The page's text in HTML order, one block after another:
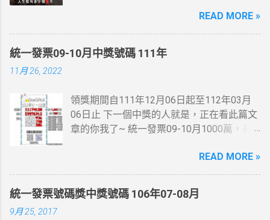
祥(柴九)領銜主演，監製李添勝。 此劇為
2009無綫節目巡禮劇集及2009無綫節目精選
第一季劇集之一。
READ MORE »
統一發票09-10月中獎號碼 111年
11月 26, 2022
領獎期間自111年12月06日起至112年03月
06日止 下一個中獎的人就是，正在看此篇文
章的你我了~ 統一發票09-10月1000萬，有
運的人在7-11繳費收的手續費10元~READ MORE »
統一發票號碼獎中獎號碼 106年07-08月
9月 25, 2017